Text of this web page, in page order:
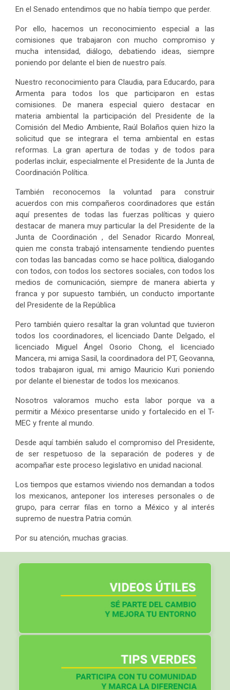
En el Senado entendimos que no había tiempo que perder.
Por ello, hacemos un reconocimiento especial a las
comisiones que trabajaron con mucho compromiso y
mucha intensidad, diálogo, debatiendo ideas, siempre
poniendo por delante el bien de nuestro país.
Nuestro reconocimiento para Claudia, para Educardo, para
Armenta para todos los que participaron en estas
comisiones. De manera especial quiero destacar en
materia ambiental la participación del Presidente de la
Comisión del Medio Ambiente, Raúl Bolaños quien hizo la
solicitud que se integrara el tema ambiental en estas
reformas. La gran apertura de todas y de todos para
poderlas incluir, especialmente el Presidente de la Junta de
Coordinación Política.
También reconocemos la voluntad para construir
acuerdos con mis compañeros coordinadores que están
aquí presentes de todas las fuerzas políticas y quiero
destacar de manera muy particular la del Presidente de la
Junta de Coordinación , del Senador Ricardo Monreal,
quien me consta trabajó intensamente tendiendo puentes
con todas las bancadas como se hace política, dialogando
con todos, con todos los sectores sociales, con todos los
medios de comunicación, siempre de manera abierta y
franca y por supuesto también, un conducto importante
del Presidente de la República
Pero también quiero resaltar la gran voluntad que tuvieron
todos los coordinadores, el licenciado Dante Delgado, el
licenciado Miguel Ángel Osorio Chong, el licenciado
Mancera, mi amiga Sasil, la coordinadora del PT, Geovanna,
todos trabajaron igual, mi amigo Mauricio Kuri poniendo
por delante el bienestar de todos los mexicanos.
Nosotros valoramos mucho esta labor porque va a
permitir a México presentarse unido y fortalecido en el T-
MEC y frente al mundo.
Desde aquí también saludo el compromiso del Presidente,
de ser respetuoso de la separación de poderes y de
acompañar este proceso legislativo en unidad nacional.
Los tiempos que estamos viviendo nos demandan a todos
los mexicanos, anteponer los intereses personales o de
grupo, para cerrar filas en torno a México y al interés
supremo de nuestra Patria común.
Por su atención, muchas gracias.